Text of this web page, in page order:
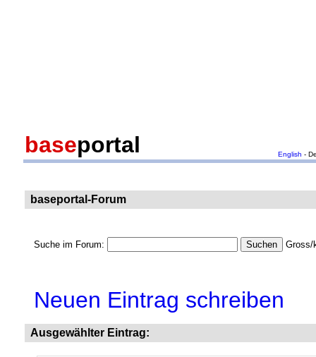
baseportal English -
baseportal-Forum
Suche im Forum: Gross/
Neuen Eintrag schreiben
Ausgewählter Eintrag: